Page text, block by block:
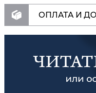
ОПЛАТА И